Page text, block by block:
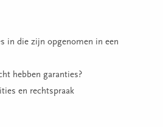
in die zijn opgenomen in een
hebben garanties?
en rechtspraak